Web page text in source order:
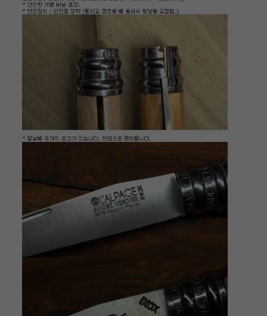
이코 라이프 하